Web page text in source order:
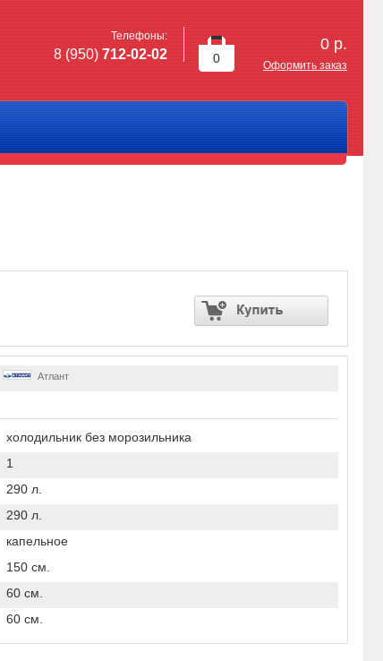
0
0 р.
Оформить заказ
Телефоны:
8 (950) 712-02-02
Атлант
холодильник без морозильника
1
290 л.
290 л.
капельное
150 см.
60 см.
60 см.